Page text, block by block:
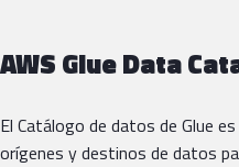
AWS Glue Data
El Catálogo de datos de Glue
orígenes y destinos de datos